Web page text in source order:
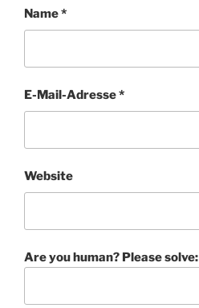
Name*
E-Mail-Adresse*
Website
Are you human? Please solve: